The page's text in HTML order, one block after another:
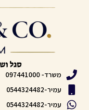
משרד- 097441000
עמיר-0544324482
עמיר-0544324482